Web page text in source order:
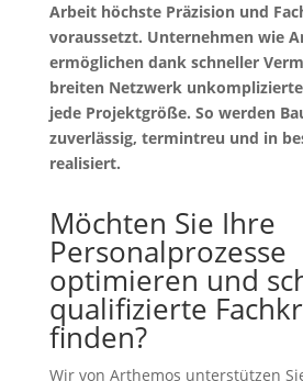
Arbeit höchste Präzision und
voraussetzt. Unternehmen wie
ermöglichen dank schneller
breiten Netzwerk
jede Projektgröße. So werden
zuverlässig, termintreu und in
realisiert.
Möchten Sie Ihre
Personalprozesse
optimieren und
qualifizierte
finden?
Wir von Arthemos unterstützen